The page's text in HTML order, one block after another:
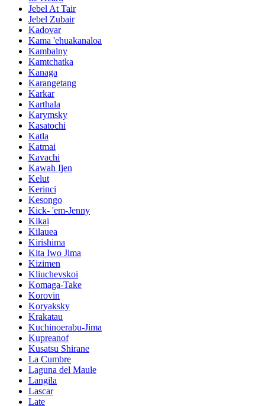
Jebel At Tair
Jebel Zubair
Kadovar
Kama 'ehuakanaloa
Kambalny
Kamtchatka
Kanaga
Karangetang
Karkar
Karthala
Karymsky
Kasatochi
Katla
Katmai
Kavachi
Kawah Ijen
Kelut
Kerinci
Kesongo
Kick- 'em-Jenny
Kikai
Kilauea
Kirishima
Kita Iwo Jima
Kizimen
Kliuchevskoi
Komaga-Take
Korovin
Koryaksky
Krakatau
Kuchinoerabu-Jima
Kupreanof
Kusatsu Shirane
La Cumbre
Laguna del Maule
Langila
Lascar
Late